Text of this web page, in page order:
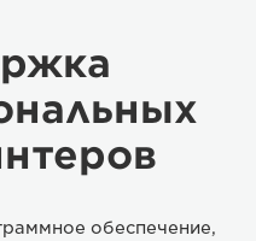
обеспечение,